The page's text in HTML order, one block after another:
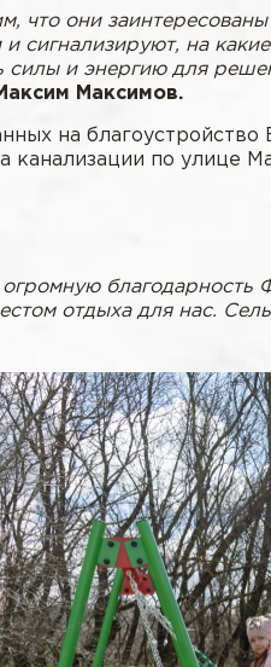
что они
сигнализируют, на
силы и энергию для
Максимов.
на
канализации по улице
благодарность
отдыха для нас.